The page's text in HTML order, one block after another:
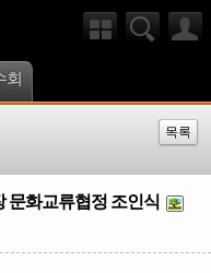
회
목록
문화교류협정 조인식